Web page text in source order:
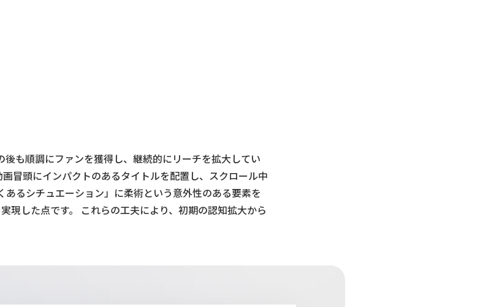
も順調にファンを獲得し、継続的にリーチを拡大してい
冒頭にインパクトのあるタイトルを配置し、スクロール中
るシチュエーション」に柔術という意外性のある要素を
現した点です。 これらの工夫により、初期の認知拡大から